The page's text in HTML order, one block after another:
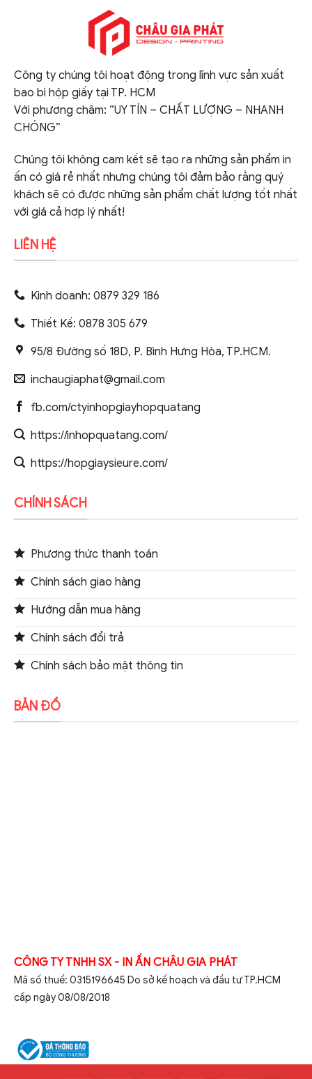
Công ty chúng tôi hoạt động trong lĩnh vực sản xuất
bao bì hộp giấy tại TP. HCM
Với phương châm: “UY TÍN – CHẤT LƯỢNG – NHANH
CHÓNG”
Chúng tôi không cam kết sẽ tạo ra những sản phẩm in
ấn có giá rẻ nhất nhưng chúng tôi đảm bảo rằng quý
khách sẽ có được những sản phẩm chất lượng tốt nhất
với giá cả hợp lý nhất!
LIÊN HỆ
Kinh doanh: 0879 329 186
Thiết Kế: 0878 305 679
95/8 Đường số 18D, P. Bình Hưng Hòa, TP.HCM.
inchaugiaphat@gmail.com
fb.com/ctyinhopgiayhopquatang
https://inhopquatang.com/
https://hopgiaysieure.com/
CHÍNH SÁCH
Phương thức thanh toán
Chính sách giao hàng
Hướng dẫn mua hàng
Chính sách đổi trả
Chính sách bảo mật thông tin
BẢN ĐỒ
CÔNG TY TNHH SX - IN ẤN CHÂU GIA PHÁT
Mã số thuế: 0315196645 Do sở kế hoạch và đầu tư TP.HCM
cấp ngày 08/08/2018